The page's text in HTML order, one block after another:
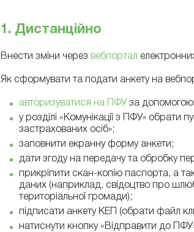
1. Дистанційно
Внести зміни через вебпортал
Як сформувати та подати анкету на
авторизуватися на ПФУ за допомогою
у розділі «Комунікації з ПФУ» обрати
застрахованих осіб»;
заповнити екранну форму анкети;
дати згоду на передачу та обробку
прикріпити скан-копію паспорта, а
даних (наприклад, свідоцтво про
територіальної громади);
підписати анкету КЕП (обрати файл
натиснути кнопку «Відправити до